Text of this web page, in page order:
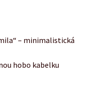
– minimalistická
hobo kabelku